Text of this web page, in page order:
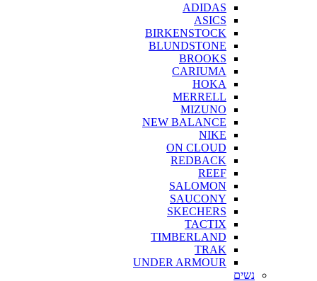
ADIDAS
ASICS
BIRKENSTOCK
BLUNDSTONE
BROOKS
CARIUMA
HOKA
MERRELL
MIZUNO
NEW BALANCE
NIKE
ON CLOUD
REDBACK
REEF
SALOMON
SAUCONY
SKECHERS
TACTIX
TIMBERLAND
TRAK
UNDER ARMOUR
נשים